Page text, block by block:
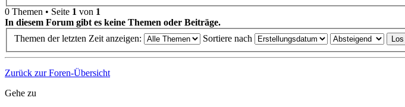
0 Themen • Seite 1 von 1
In diesem Forum gibt es keine Themen oder Beiträge.
Themen der letzten Zeit anzeigen:
Sortiere nach
Zurück zur Foren-Übersicht
Gehe zu